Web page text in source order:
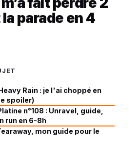
parade en 4
Rain : je l'ai choppé en
spoiler)
n°108 : Unravel, guide,
run en 6-8h
mon guide pour le